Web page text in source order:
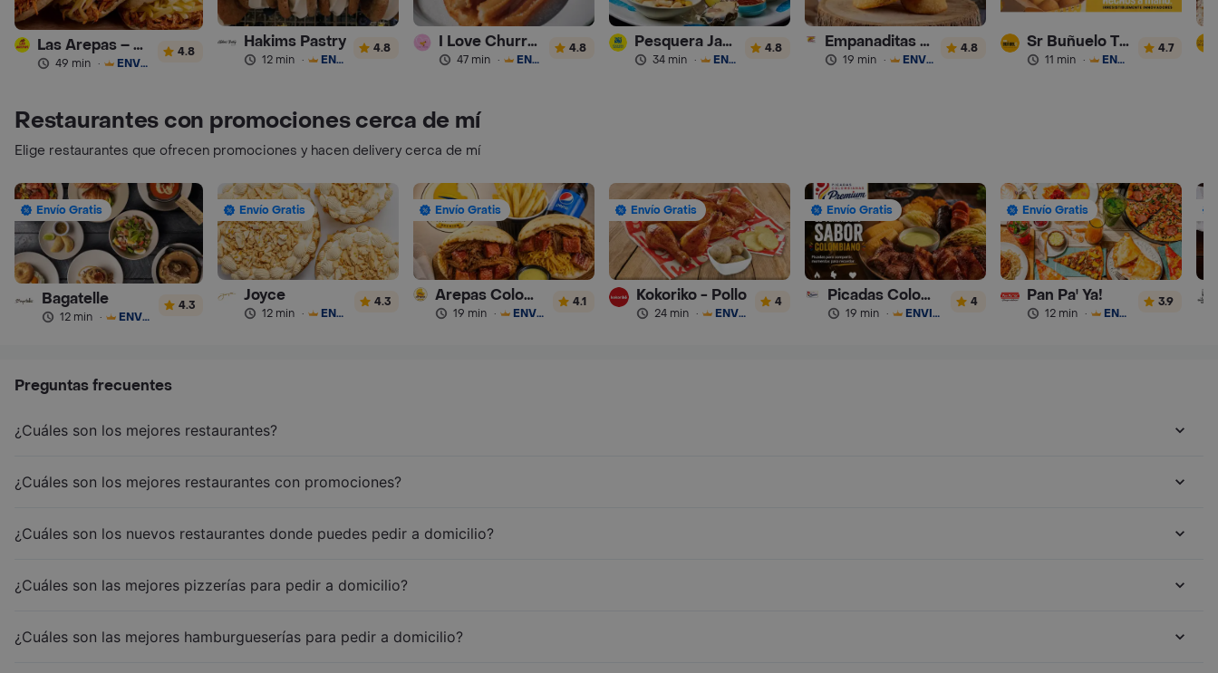
Las Arepas – Arepas Rellenas
49 min · ENVÍO GRATIS
4.8
Hakims Pastry
12 min · ENVÍO GRATIS
4.8 I Love Churros 95
47 min · ENVÍO GRATIS
4.8 Pesquera Jaramillo
34 min · ENVÍO GRATIS
4.8 Empanaditas de Pipian - Empanadas
19 min · ENVÍO GRATIS
4.8 Sr Buñuelo Turbo
11 min · ENVÍO GRATIS
4.7
Restaurantes con promociones cerca de mí
Elige restaurantes que ofrecen promociones y hacen delivery cerca de mí
Envío Gratis
Bagatelle
12 min · ENVÍO GRATIS
4.3
Envío Gratis
Joyce
12 min · ENVÍO GRATIS
4.3
Envío Gratis
Arepas Colombianas Premium
19 min · ENVÍO GRATIS
4.1
Envío Gratis
Kokoriko - Pollo
24 min · ENVÍO GRATIS
4
Envío Gratis
Picadas Colombianas Premium
19 min · ENVÍO GRATIS
4
Envío Gratis
Pan Pa' Ya!
12 min · ENVÍO GRATIS
3.9
Preguntas frecuentes
¿Cuáles son los mejores restaurantes?
¿Cuáles son los mejores restaurantes con promociones?
¿Cuáles son los nuevos restaurantes donde puedes pedir a domicilio?
¿Cuáles son las mejores pizzerías para pedir a domicilio?
¿Cuáles son las mejores hamburgueserías para pedir a domicilio?